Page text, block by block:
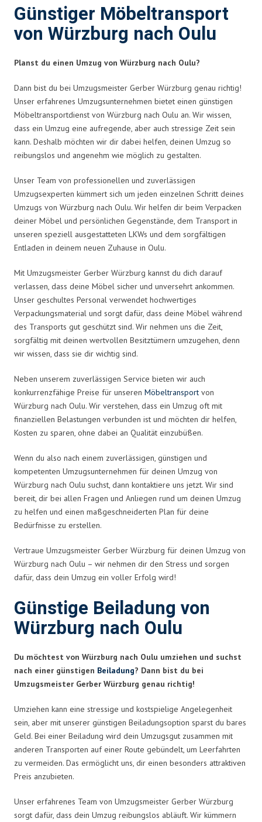
Günstiger Möbeltransport
von Würzburg nach Oulu
Planst du einen Umzug von Würzburg nach Oulu?
Dann bist du bei Umzugsmeister Gerber Würzburg genau richtig!
Unser erfahrenes Umzugsunternehmen bietet einen günstigen
Möbeltransportdienst von Würzburg nach Oulu an. Wir wissen,
dass ein Umzug eine aufregende, aber auch stressige Zeit sein
kann. Deshalb möchten wir dir dabei helfen, deinen Umzug so
reibungslos und angenehm wie möglich zu gestalten.
Unser Team von professionellen und zuverlässigen
Umzugsexperten kümmert sich um jeden einzelnen Schritt deines
Umzugs von Würzburg nach Oulu. Wir helfen dir beim Verpacken
deiner Möbel und persönlichen Gegenstände, dem Transport in
unseren speziell ausgestatteten LKWs und dem sorgfältigen
Entladen in deinem neuen Zuhause in Oulu.
Mit Umzugsmeister Gerber Würzburg kannst du dich darauf
verlassen, dass deine Möbel sicher und unversehrt ankommen.
Unser geschultes Personal verwendet hochwertiges
Verpackungsmaterial und sorgt dafür, dass deine Möbel während
des Transports gut geschützt sind. Wir nehmen uns die Zeit,
sorgfältig mit deinen wertvollen Besitztümern umzugehen, denn
wir wissen, dass sie dir wichtig sind.
Neben unserem zuverlässigen Service bieten wir auch
konkurrenzfähige Preise für unseren Möbeltransport von
Würzburg nach Oulu. Wir verstehen, dass ein Umzug oft mit
finanziellen Belastungen verbunden ist und möchten dir helfen,
Kosten zu sparen, ohne dabei an Qualität einzubüßen.
Wenn du also nach einem zuverlässigen, günstigen und
kompetenten Umzugsunternehmen für deinen Umzug von
Würzburg nach Oulu suchst, dann kontaktiere uns jetzt. Wir sind
bereit, dir bei allen Fragen und Anliegen rund um deinen Umzug
zu helfen und einen maßgeschneiderten Plan für deine
Bedürfnisse zu erstellen.
Vertraue Umzugsmeister Gerber Würzburg für deinen Umzug von
Würzburg nach Oulu – wir nehmen dir den Stress und sorgen
dafür, dass dein Umzug ein voller Erfolg wird!
Günstige Beiladung von
Würzburg nach Oulu
Du möchtest von Würzburg nach Oulu umziehen und suchst
nach einer günstigen Beiladung? Dann bist du bei
Umzugsmeister Gerber Würzburg genau richtig!
Umziehen kann eine stressige und kostspielige Angelegenheit
sein, aber mit unserer günstigen Beiladungsoption sparst du bares
Geld. Bei einer Beiladung wird dein Umzugsgut zusammen mit
anderen Transporten auf einer Route gebündelt, um Leerfahrten
zu vermeiden. Das ermöglicht uns, dir einen besonders attraktiven
Preis anzubieten.
Unser erfahrenes Team von Umzugsmeister Gerber Würzburg
sorgt dafür, dass dein Umzug reibungslos abläuft. Wir kümmern